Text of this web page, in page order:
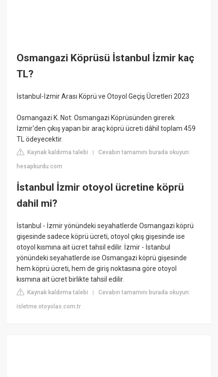
Osmangazi Köprüsü İstanbul İzmir kaç
TL?
İstanbul-İzmir Arası Köprü ve Otoyol Geçiş Ücretleri 2023
Osmangazi K. Not: Osmangazi Köprüsünden girerek
İzmir'den çıkış yapan bir araç köprü ücreti dâhil toplam 459
TL ödeyecektir.
Kaynak kaldırma talebi |Cevabın tamamını burada okuyun:
hesapkurdu.com
İstanbul İzmir otoyol ücretine köprü
dahil mi?
İstanbul - İzmir yönündeki seyahatlerde Osmangazi köprü
gişesinde sadece köprü ücreti, otoyol çıkış gişesinde ise
otoyol kısmına ait ücret tahsil edilir. İzmir - İstanbul
yönündeki seyahatlerde ise Osmangazi köprü gişesinde
hem köprü ücreti, hem de giriş noktasına göre otoyol
kısmına ait ücret birlikte tahsil edilir.
Kaynak kaldırma talebi |Cevabın tamamını burada okuyun:
isletme.otoyolas.com.tr